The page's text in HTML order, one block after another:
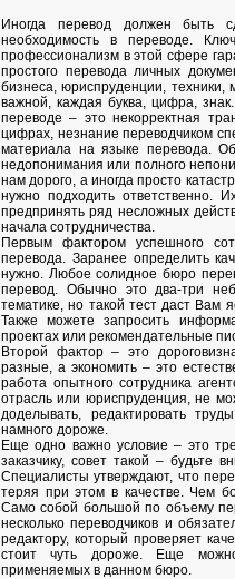
Иногда перевод должен быть
необходимость в переводе.
профессионализм в этой сфере
простого перевода личных
бизнеса, юриспруденции,
важной, каждая буква, цифра,
переводе – это некорректная
цифрах, незнание переводчиком
материала на языке перевода.
недопонимания или полного
нам дорого, а иногда просто
нужно подходить ответственно.
предпринять ряд несложных
начала сотрудничества.
Первым фактором успешного
перевода. Заранее определить
нужно. Любое солидное бюро
перевод. Обычно это два-три
тематике, но такой тест даст Вам
Также можете запросить
проектах или рекомендательные
Второй фактор – это
разные, а экономить – это
работа опытного сотрудника
отрасль или юриспруденция, не
доделывать, редактировать
намного дороже.
Еще одно важно условие – это
заказчику, совет такой –
Специалисты утверждают, что
теряя при этом в качестве. Чем
Само собой большой по объему
несколько переводчиков и
редактору, который проверяет
стоит чуть дороже. Еще можно
применяемых в данном бюро.